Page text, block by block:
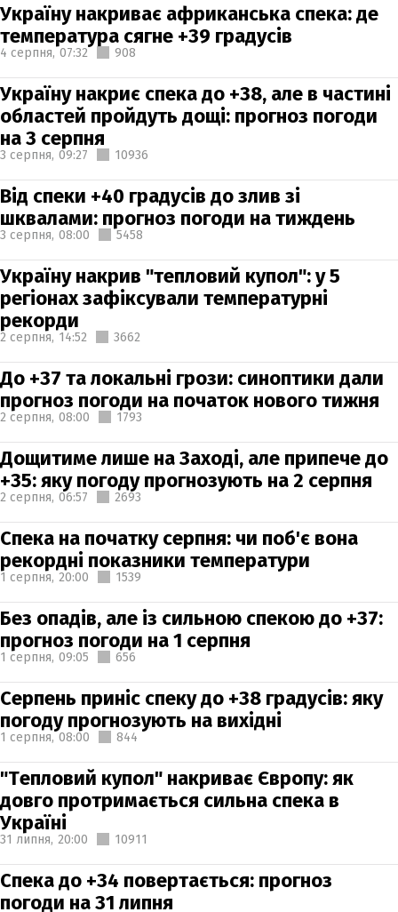
Україну накриває африканська спека: де
температура сягне +39 градусів
4 серпня, 07:32 908
Україну накриє спека до +38, але в частині
областей пройдуть дощі: прогноз погоди
на 3 серпня
3 серпня, 09:27 10936
Від спеки +40 градусів до злив зі
шквалами: прогноз погоди на тиждень
3 серпня, 08:00 5458
Україну накрив "тепловий купол": у 5
регіонах зафіксували температурні
рекорди
2 серпня, 14:52 3662
До +37 та локальні грози: синоптики дали
прогноз погоди на початок нового тижня
2 серпня, 08:00 1793
Дощитиме лише на Заході, але припече до
+35: яку погоду прогнозують на 2 серпня
2 серпня, 06:57 2693
Спека на початку серпня: чи поб'є вона
рекордні показники температури
1 серпня, 20:00 1539
Без опадів, але із сильною спекою до +37:
прогноз погоди на 1 серпня
1 серпня, 09:05 656
Серпень приніс спеку до +38 градусів: яку
погоду прогнозують на вихідні
1 серпня, 08:00 844
"Тепловий купол" накриває Європу: як
довго протримається сильна спека в
Україні
31 липня, 20:00 10911
Спека до +34 повертається: прогноз
погоди на 31 липня